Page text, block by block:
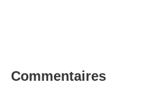
Commentaires